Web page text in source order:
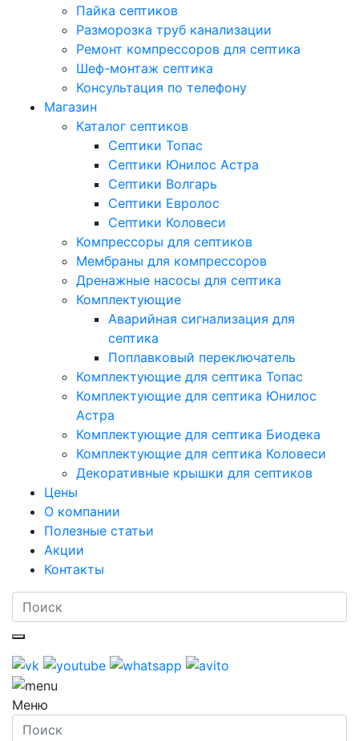
Пайка септиков
Разморозка труб канализации
Ремонт компрессоров для септика
Шеф-монтаж септика
Консультация по телефону
Магазин
Каталог септиков
Септики Топас
Септики Юнилос Астра
Септики Волгарь
Септики Евролос
Септики Коловеси
Компрессоры для септиков
Мембраны для компрессоров
Дренажные насосы для септика
Комплектующие
Аварийная сигнализация для
септика
Поплавковый переключатель
Комплектующие для септика Топас
Комплектующие для септика Юнилос
Астра
Комплектующие для септика Биодека
Комплектующие для септика Коловеси
Декоративные крышки для септиков
Цены
О компании
Полезные статьи
Акции
Контакты
Меню